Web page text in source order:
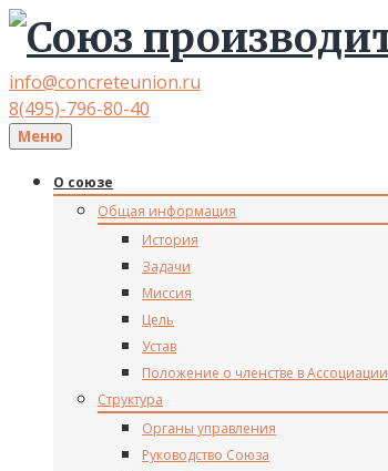
info@concreteunion.ru
8(495)-796-80-40
Меню
О союзе
Общая информация
История
Задачи
Миссия
Цель
Устав
Положение о членстве в Ассоциации
Структура
Органы управления
Руководство Союза